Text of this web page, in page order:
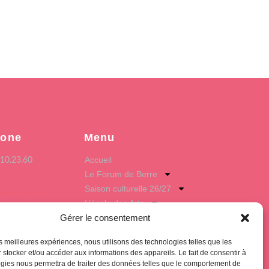
Gérer le consentement
meilleures expériences, nous utilisons des technologies telles que les
stocker et/ou accéder aux informations des appareils. Le fait de consentir à
nous permettra de traiter des données telles que le comportement de
Fernand Léger
Berre l'Etang
Menu
Accueil
Le Forum de Berre
Saison culturelle 26/27
L’école des Arts
Hub Club